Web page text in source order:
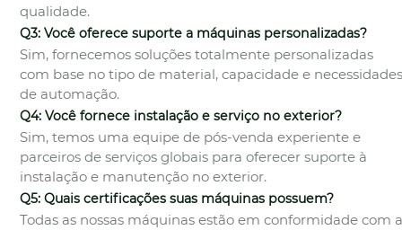
qualidade.
Q3: Você oferece suporte a máquinas personalizadas?
Sim, fornecemos soluções totalmente personalizadas
com base no tipo de material, capacidade e necessidades
de automação.
Q4: Você fornece instalação e serviço no exterior?
Sim, temos uma equipe de pós-venda experiente e
parceiros de serviços globais para oferecer suporte à
instalação e manutenção no exterior.
Q5: Quais certificações suas máquinas possuem?
Todas as nossas máquinas estão em conformidade com a